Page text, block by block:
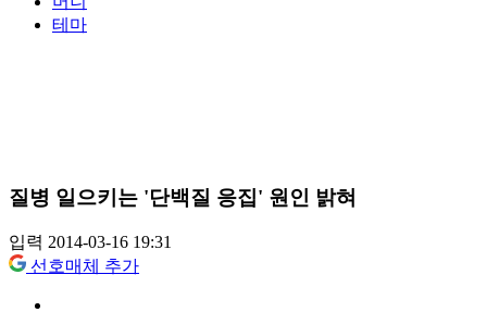
테마
질병 일으키는 '단백질 응집' 원인 밝혀
입력 2014-03-16 19:31
선호매체 추가